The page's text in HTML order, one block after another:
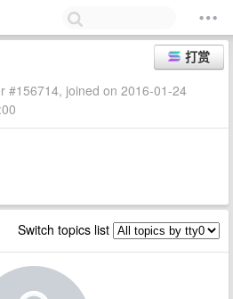
打赏
#156714, joined on 2016-01-24
Switch topics list